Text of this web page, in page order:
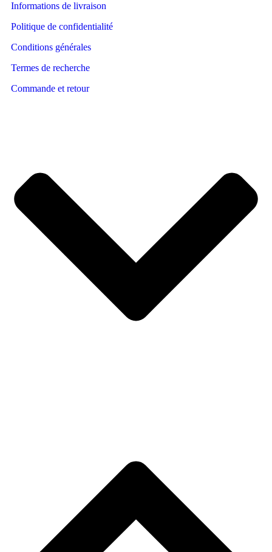
Informations de livraison
Politique de confidentialité
Conditions générales
Termes de recherche
Commande et retour